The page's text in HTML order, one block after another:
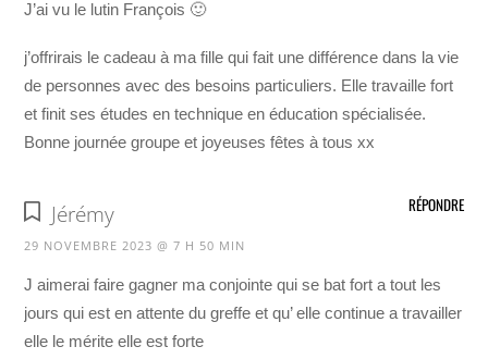
J’ai vu le lutin François 🙂
j’offrirais le cadeau à ma fille qui fait une différence dans la vie
de personnes avec des besoins particuliers. Elle travaille fort
et finit ses études en technique en éducation spécialisée.
Bonne journée groupe et joyeuses fêtes à tous xx
Jérémy
29 NOVEMBRE 2023 @ 7 H 50 MIN
J aimerai faire gagner ma conjointe qui se bat fort a tout les
jours qui est en attente du greffe et qu’ elle continue a travailler
elle le mérite elle est forte
RÉPONDRE